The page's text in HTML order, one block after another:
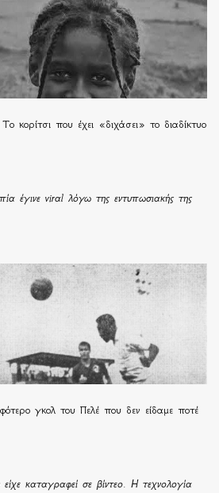
κορίτσι που έχει «διχάσει» το διαδίκτυο
έγινε viral λόγω της εντυπωσιακής της
γκολ του Πελέ που δεν είδαμε ποτέ
καταγραφεί σε βίντεο. Η τεχνολογία